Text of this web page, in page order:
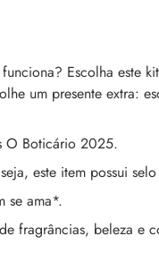
Escolha este
um presente extra:
O Boticário 2025.
este item possui
se ama*.
fragrâncias, beleza e